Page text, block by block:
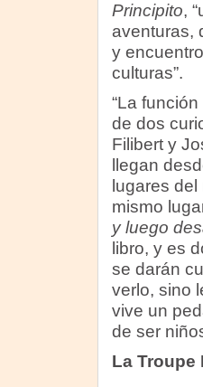
Principito,
aventuras,
y
culturas”.
“La
de dos
Filibert y
llegan
lugares
mismo
y luego
libro, y es
se darán
verlo, sino
vive un
de ser
La Troupe